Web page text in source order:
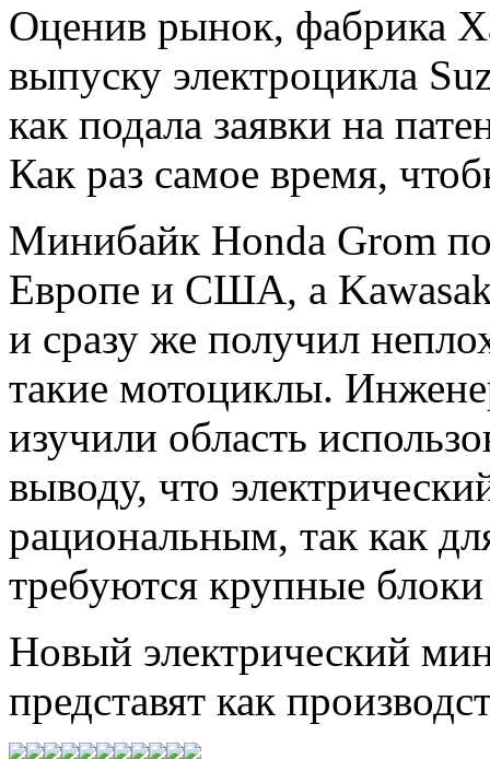
Оценив рынок, фабрика
выпуску электроцикла
как подала заявки на
Как раз самое время,
Минибайк Honda Grom
Европе и США, а
и сразу же получил
такие мотоциклы.
изучили область
выводу, что
рациональным, так как
требуются крупные
Новый электрический
представят как